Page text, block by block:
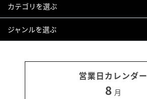
カテゴリを選ぶ
ジャンルを選ぶ
営業日カレンダー
8 月